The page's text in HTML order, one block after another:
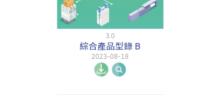
3.0
綜合產品型錄 B
2023-08-18